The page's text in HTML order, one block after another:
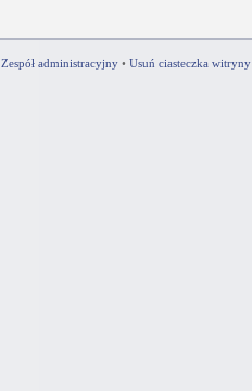
Zespół administracyjny • Usuń ciasteczka witryny